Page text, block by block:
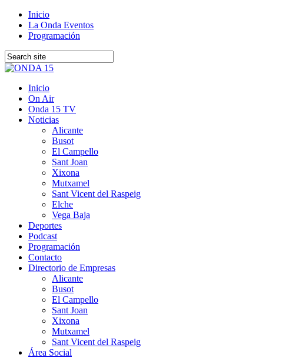
Inicio
La Onda Eventos
Programación
Inicio
On Air
Onda 15 TV
Noticias
Alicante
Busot
El Campello
Sant Joan
Xixona
Mutxamel
Sant Vicent del Raspeig
Elche
Vega Baja
Deportes
Podcast
Programación
Contacto
Directorio de Empresas
Alicante
Busot
El Campello
Sant Joan
Xixona
Mutxamel
Sant Vicent del Raspeig
Área Social